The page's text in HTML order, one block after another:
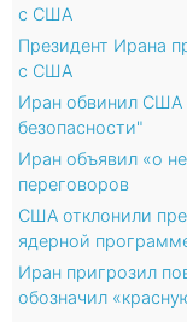
с США
Президент Ирана
с США
Иран обвинил США
безопасности"
Иран объявил «о
переговоров
США отклонили
ядерной
Иран пригрозил
обозначил